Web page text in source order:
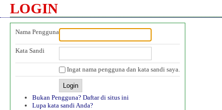
LOGIN
Nama Pengguna
Kata Sandi
Ingat nama pengguna dan kata sandi saya.
Bukan Pengguna? Daftar di situs ini
Lupa kata sandi Anda?